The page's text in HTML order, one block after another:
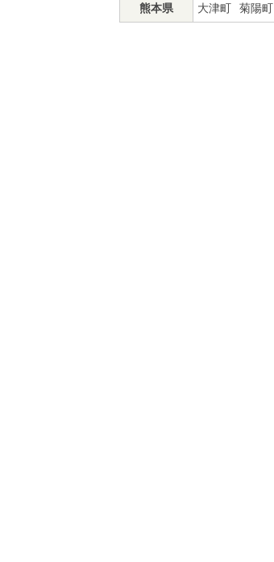
熊本県 大津町 菊陽町